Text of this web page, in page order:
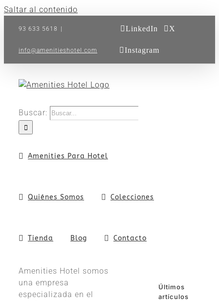
Saltar al contenido
93 633 5618
info@amenitieshotel.com
LinkedIn X
Instagram
Buscar:
Amenities Para Hotel
Quiénes Somos Colecciones
Tienda Blog Contacto
Amenities Hotel somos
una empresa
especializada en el
Últimos
artículos